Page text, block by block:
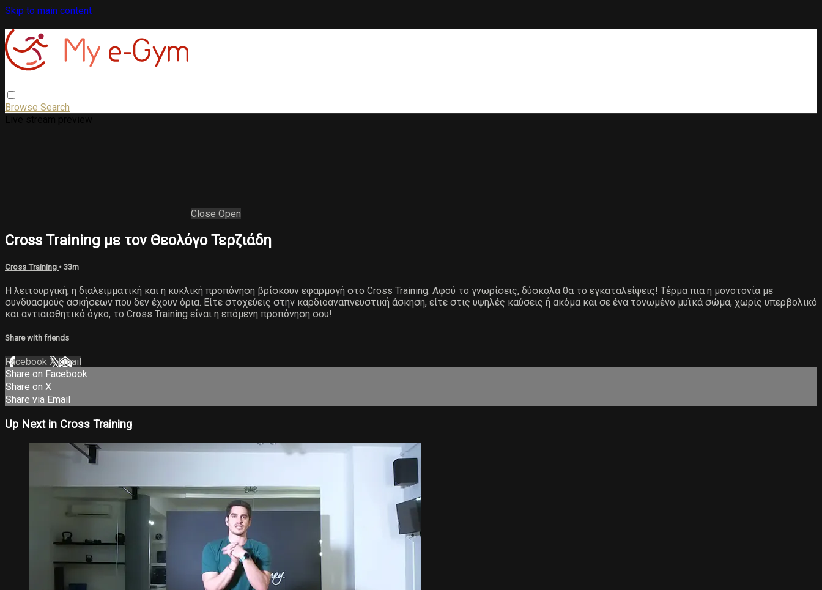
Skip to main content
Browse Search
Close Open
Cross Training με τον Θεολόγο Τερζιάδη
Cross Training • 33m
Η λειτουργική, η διαλειμματική και η κυκλική προπόνηση βρίσκουν εφαρμογή στο Cross Training. Αφού το γνωρίσεις, δύσκολα θα το εγκαταλείψεις! Τέρμα πια η μονοτονία με
συνδυασμούς ασκήσεων που δεν έχουν όρια. Είτε στοχεύεις στην καρδιοαναπνευστική άσκηση, είτε στις υψηλές καύσεις ή ακόμα και σε ένα τονωμένο μυϊκά σώμα, χωρίς υπερβολικό
και αντιαισθητικό όγκο, το Cross Training είναι η επόμενη προπόνηση σου!
Share with friends
Facebook XEmail
Share on Facebook
Share on X
Share via Email
Up Next in Cross Training